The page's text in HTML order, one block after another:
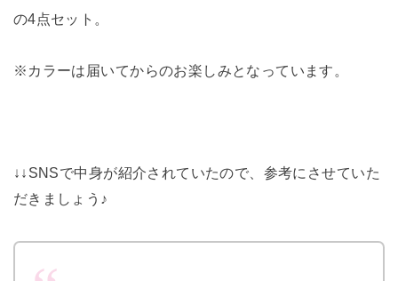
の4点セット。
※カラーは届いてからのお楽しみとなっています。
↓↓SNSで中身が紹介されていたので、参考にさせていた
だきましょう♪